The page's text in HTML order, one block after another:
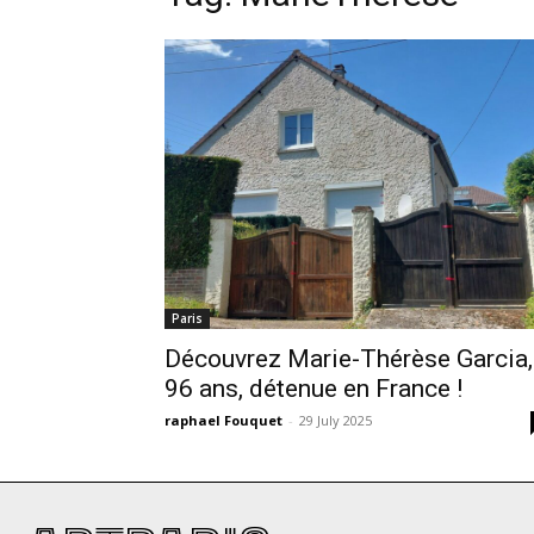
Paris
Découvrez Marie-Thérèse Garcia,
96 ans, détenue en France !
raphael Fouquet - 29 July 2025